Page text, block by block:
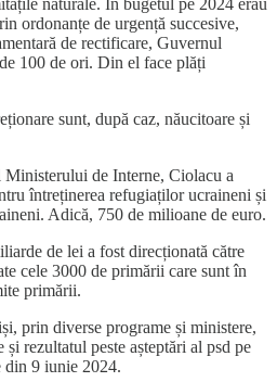
ordonanțe de urgență succesive,
de rectificare, Guvernul
100 de ori. Din el face plăți
sunt, după caz, năucitoare și
de Interne, Ciolacu a
întreținerea refugiaților ucraineni și
Adică, 750 de milioane de euro.
de lei a fost direcționată către
cele 3000 de primării care sunt în
primării.
prin diverse programe și ministere,
rezultatul peste așteptări al psd pe
din 9 iunie 2024.